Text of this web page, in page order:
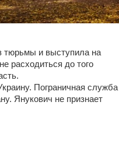
тюрьмы и выступила на
расходиться до того
Пограничная служба
Янукович не признает